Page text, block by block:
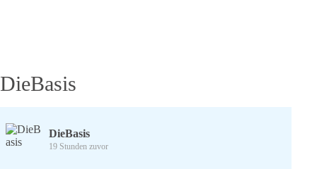
DieBasis
DieBasis
19 Stunden zuvor